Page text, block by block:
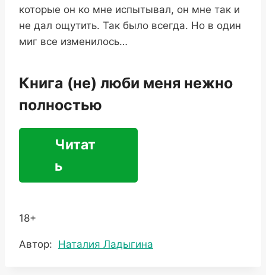
которые он ко мне испытывал, он мне так и
не дал ощутить. Так было всегда. Но в один
миг все изменилось…
Книга (не) люби меня нежно
полностью
Читат
ь
18+
Метки
Автор: Наталия Ладыгина